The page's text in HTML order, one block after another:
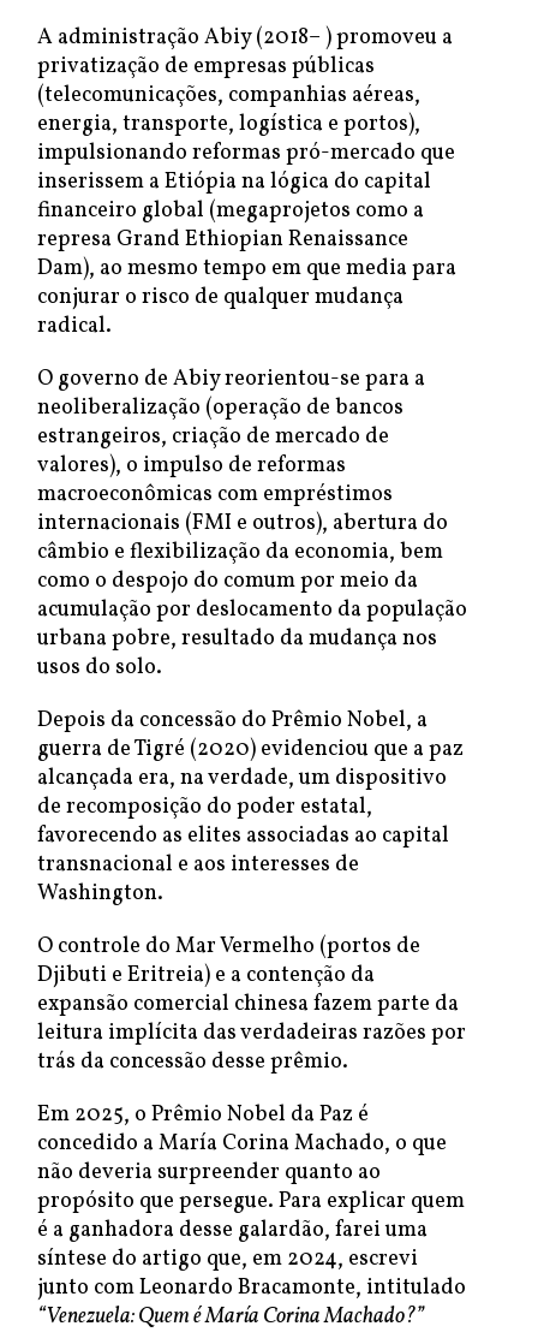
A administração Abiy (2018– ) promoveu a
privatização de empresas públicas
(telecomunicações, companhias aéreas,
energia, transporte, logística e portos),
impulsionando reformas pró-mercado que
inserissem a Etiópia na lógica do capital
financeiro global (megaprojetos como a
represa Grand Ethiopian Renaissance
Dam), ao mesmo tempo em que media para
conjurar o risco de qualquer mudança
radical.
O governo de Abiy reorientou-se para a
neoliberalização (operação de bancos
estrangeiros, criação de mercado de
valores), o impulso de reformas
macroeconômicas com empréstimos
internacionais (FMI e outros), abertura do
câmbio e flexibilização da economia, bem
como o despojo do comum por meio da
acumulação por deslocamento da população
urbana pobre, resultado da mudança nos
usos do solo.
Depois da concessão do Prêmio Nobel, a
guerra de Tigré (2020) evidenciou que a paz
alcançada era, na verdade, um dispositivo
de recomposição do poder estatal,
favorecendo as elites associadas ao capital
transnacional e aos interesses de
Washington.
O controle do Mar Vermelho (portos de
Djibuti e Eritreia) e a contenção da
expansão comercial chinesa fazem parte da
leitura implícita das verdadeiras razões por
trás da concessão desse prêmio.
Em 2025, o Prêmio Nobel da Paz é
concedido a María Corina Machado, o que
não deveria surpreender quanto ao
propósito que persegue. Para explicar quem
é a ganhadora desse galardão, farei uma
síntese do artigo que, em 2024, escrevi
junto com Leonardo Bracamonte, intitulado
“Venezuela: Quem é María Corina Machado?”